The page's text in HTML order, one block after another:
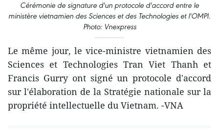
Cérémonie de signature d'un protocole d'accord entre le
ministère vietnamien des Sciences et des Technologies et l'OMPI.
Photo: Vnexpress
Le même jour, le vice-ministre vietnamien des
Sciences et Technologies Tran Viet Thanh et
Francis Gurry ont signé un protocole d'accord
sur l'élaboration de la Stratégie nationale sur la
propriété intellectuelle du Vietnam. -VNA